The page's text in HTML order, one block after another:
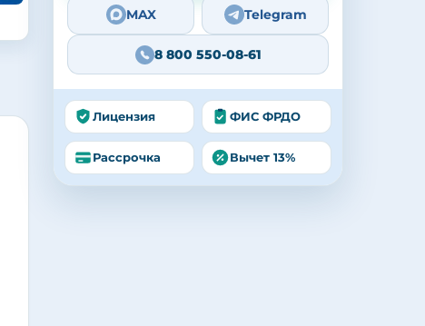
MAX Telegram
8 800 550-08-61
Лицензия ФИС ФРДО
Рассрочка Вычет 13%